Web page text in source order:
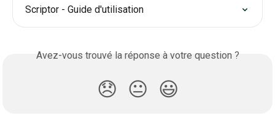
Scriptor - Guide d'utilisation
Avez-vous trouvé la réponse à votre question ?
😞 😐 😃